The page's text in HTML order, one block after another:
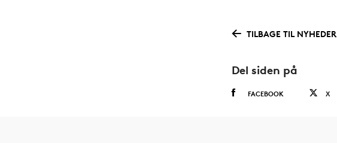
TILBAGE TIL NYHEDER
Del siden på
FACEBOOK X